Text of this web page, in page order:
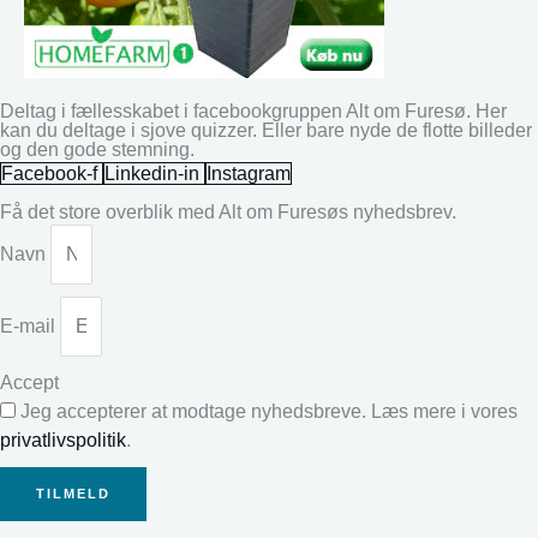
Deltag i fællesskabet i facebookgruppen Alt om Furesø. Her
kan du deltage i sjove quizzer. Eller bare nyde de flotte billeder
og den gode stemning.
Facebook-f Linkedin-in
Instagram
Få det store overblik med Alt om Furesøs nyhedsbrev.
Navn
E-mail
Accept
Jeg accepterer at modtage nyhedsbreve. Læs mere i vores
privatlivspolitik.
TILMELD